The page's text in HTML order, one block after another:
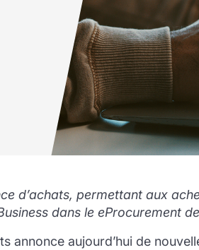
d’achats, permettant aux
dans le eProcurement de
annonce aujourd’hui de